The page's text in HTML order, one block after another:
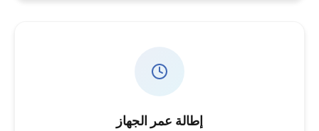
إطالة عمر الجهاز